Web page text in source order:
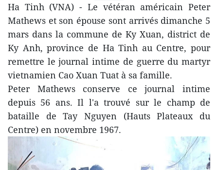
Ha Tinh (VNA) - Le vétéran américain Peter
Mathews et son épouse sont arrivés dimanche 5
mars dans la commune de Ky Xuan, district de
Ky Anh, province de Ha Tinh au Centre, pour
remettre le journal intime de guerre du martyr
vietnamien Cao Xuan Tuat à sa famille.
Peter Mathews conserve ce journal intime
depuis 56 ans. Il l'a trouvé sur le champ de
bataille de Tay Nguyen (Hauts Plateaux du
Centre) en novembre 1967.